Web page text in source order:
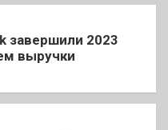
завершили 2023
выручки